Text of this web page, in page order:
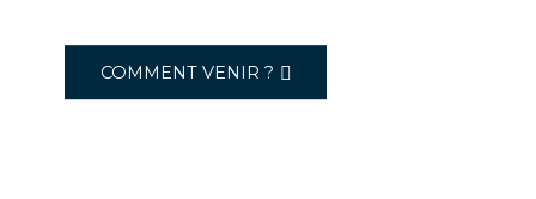
COMMENT VENIR ?